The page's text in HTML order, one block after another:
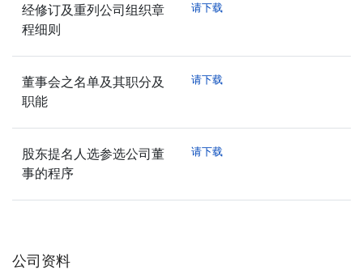
经修订及重列公司组织章
程细则
请下载
董事会之名单及其职分及
职能
请下载
股东提名人选参选公司董
事的程序
请下载
公司资料